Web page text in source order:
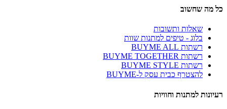
כל מה שחשוב
שאלות ותשובות
בלוג - טיפים למתנות שוות
רשתות BUYME ALL
רשתות BUYME TOGETHER
רשתות BUYME STYLE
להצטרף כבית עסק ל-BUYME
רעיונות למתנות וחוויות